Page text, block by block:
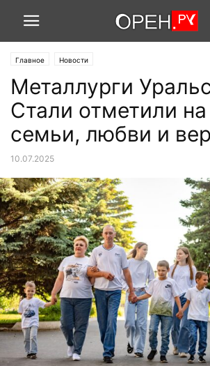
Главное Новости
Металлурги
Стали отметили
семьи, любви и
10.07.2025